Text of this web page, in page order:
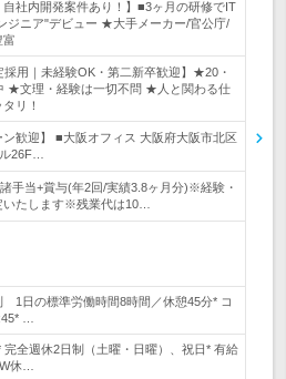
自社内開発案件あり！】■3ヶ月の研修でIT
ジニア"デビュー ★大手メーカー/官公庁/
富
採用｜未経験OK・第二新卒歓迎】★20・
★文理・経験は一切不問 ★人と関わる仕
リ！
ン歓迎】 ■大阪オフィス 大阪府大阪市北区
26F…
手当+賞与(年2回/実績3.8ヶ月分)※経験・
いたします※残業代は10…
1日の標準労働時間8時間／休憩45分* コ
…
完全週休2日制（土曜・日曜）、祝日* 有給
休…